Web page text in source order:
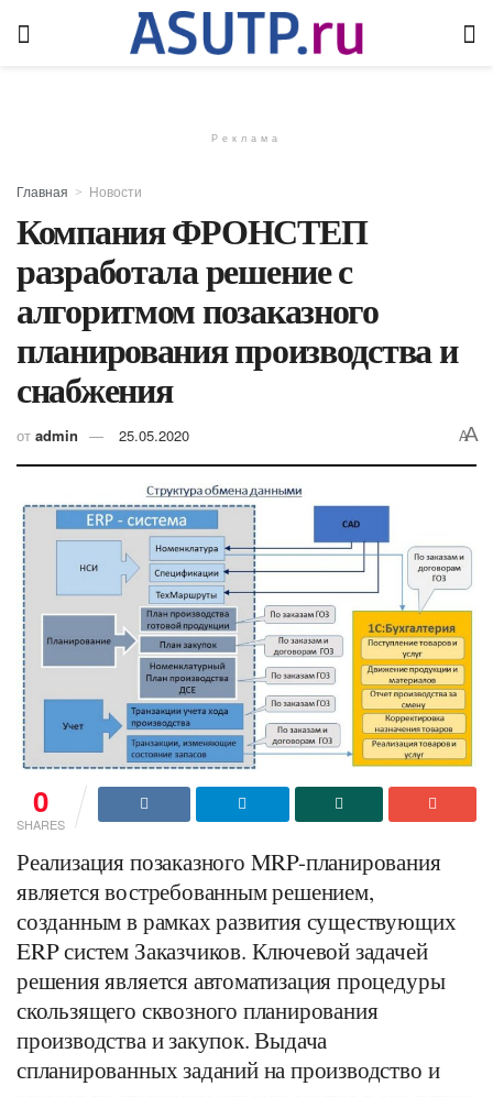
Реклама
Главная Новости
Компания ФРОНСТЕП
разработала решение с
алгоритмом позаказного
планирования производства и
снабжения
от admin 25.05.2020 AA
0
SHARES
Реализация позаказного MRP-планирования
является востребованным решением,
созданным в рамках развития существующих
ERP систем Заказчиков. Ключевой задачей
решения является автоматизация процедуры
скользящего сквозного планирования
производства и закупок. Выдача
спланированных заданий на производство и